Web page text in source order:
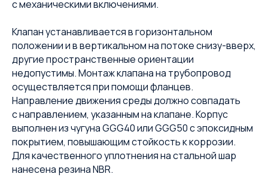
с механическими включениями.
Клапан устанавливается в горизонтальном
положении и в вертикальном на потоке снизу-вверх,
другие пространственные ориентации
недопустимы. Монтаж клапана на трубопровод
осуществляется при помощи фланцев.
Направление движения среды должно совпадать
с направлением, указанным на клапане. Корпус
выполнен из чугуна GGG40 или GGG50 с эпоксидным
покрытием, повышающим стойкость к коррозии.
Для качественного уплотнения на стальной шар
нанесена резина NBR.